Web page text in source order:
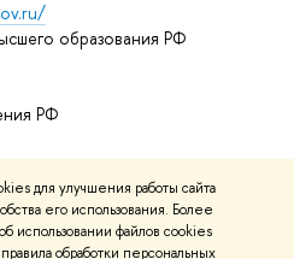
для улучшения работы сайта
его использования. Более
использовании файлов cookies
обработки персональных
образования РФ
РФ
курсы